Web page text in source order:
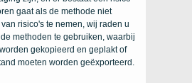
gaat als de methode niet
risico's te nemen, wij raden u
methoden te gebruiken, waarbij
gekopieerd en geplakt of
moeten worden geëxporteerd.